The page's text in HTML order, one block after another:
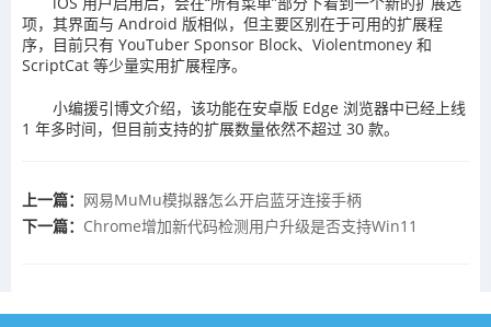
项，其界面与 Android 版相似，但主要区别在于可用的扩展程
序，目前只有 YouTuber Sponsor Block、Violentmoney 和
ScriptCat 等少量实用扩展程序。
小编援引博文介绍，该功能在安卓版 Edge 浏览器中已经上线
1 年多时间，但目前支持的扩展数量依然不超过 30 款。
上一篇： 网易MuMu模拟器怎么开启蓝牙连接手柄
下一篇： Chrome增加新代码检测用户升级是否支持Win11